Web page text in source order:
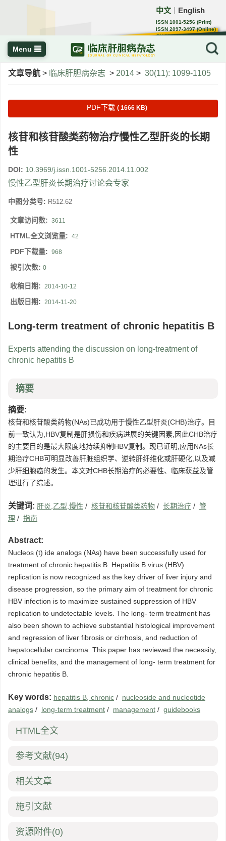
中文 English
ISSN 1001-5256 (Print)
ISSN 2097-3497 (Online)
CN 22-1108/R
Menu
文章导航 > 临床肝胆病杂志 > 2014 > 30(11): 1099-1105
PDF下载 ( 1666 KB)
核苷和核苷酸类药物治疗慢性乙型肝炎的长期
性
DOI: 10.3969/j.issn.1001-5256.2014.11.002
慢性乙型肝炎长期治疗讨论会专家
中图分类号: R512.62
文章访问数: 3611
HTML全文浏览量: 42
PDF下载量: 968
被引次数: 0
收稿日期: 2014-10-12
出版日期: 2014-11-20
Long-term treatment of chronic hepatitis B
Experts attending the discussion on long-treatment of
chronic hepatitis B
摘要
摘要:
核苷和核苷酸类药物(NAs)已成功用于慢性乙型肝炎(CHB)治疗。目
前一致认为,HBV复制是肝损伤和疾病进展的关键因素,因此CHB治疗
的主要目的是最大限度地持续抑制HBV复制。现已证明,应用NAs长
期治疗CHB可明显改善肝脏组织学、逆转肝纤维化或肝硬化,以及减
少肝细胞癌的发生。本文对CHB长期治疗的必要性、临床获益及管
理进行了综述。
关键词: 肝炎,乙型,慢性 / 核苷和核苷酸类药物 / 长期治疗 / 管
理 / 指南
Abstract:
Nucleos (t) ide analogs (NAs) have been successfully used for
treatment of chronic hepatitis B. Hepatitis B virus (HBV)
replication is now recognized as the key driver of liver injury and
disease progression, so the primary aim of treatment for chronic
HBV infection is to maximize sustained suppression of HBV
replication to undetectable levels. The long- term treatment has
also been shown to achieve substantial histological improvement
and regression of liver fibrosis or cirrhosis, and reduction of
hepatocellular carcinoma. This paper has reviewed the necessity,
clinical benefits, and the management of long- term treatment for
chronic hepatitis B.
Key words: hepatitis B, chronic / nucleoside and nucleotide
analogs / long-term treatment / management / guidebooks
HTML全文
参考文献(94)
相关文章
施引文献
资源附件(0)